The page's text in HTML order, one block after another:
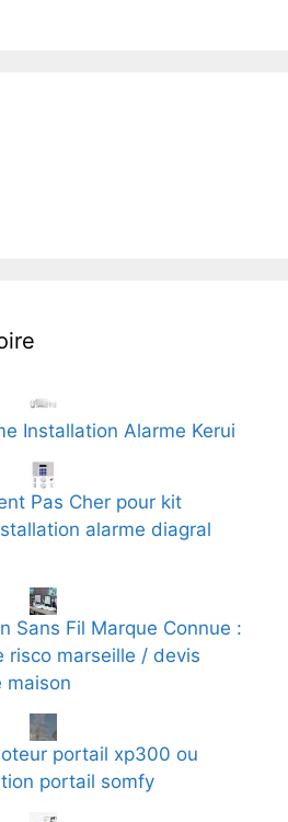
Installation Alarme Kerui
Pas Cher pour kit
alarme diagral
Sans Fil Marque Connue :
risco marseille / devis
maison
portail xp300 ou
portail somfy